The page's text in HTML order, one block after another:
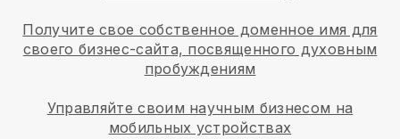
Получите свое собственное доменное имя для
своего бизнес-сайта, посвященного духовным
пробуждениям
Управляйте своим научным бизнесом на
мобильных устройствах